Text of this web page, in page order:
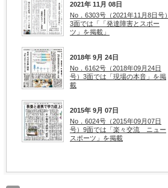
2021年 11月 08日
No．6303号（2021年11月8日号）
3面では「「発達障害とスポー
ツ」を掲載」
2018年 9月 24日
No．6162号（2018年09月24日
号）3面では「現場の本音」を掲
載
2015年 9月 07日
No．6024号（2015年09月07日
号）9面では「楽々交流 ニュー
スポーツ」を掲載